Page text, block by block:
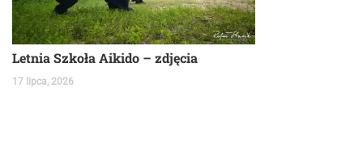
Letnia Szkoła Aikido – zdjęcia
17 lipca, 2026